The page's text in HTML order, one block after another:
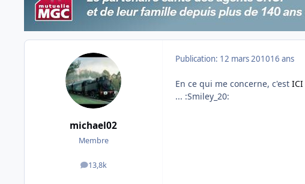
michael02
Membre
13,8k
messages
Publication: 12 mars 201016 ans
En ce qui me concerne, c'est ICI
... :Smiley_20: